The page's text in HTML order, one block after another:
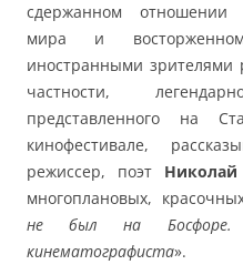
сдержанном отношении
мира и
иностранными зрителями
частности,
представленного на
кинофестивале,
режиссер, поэт Николай
многоплановых,
не был на Босфоре.
кинематографиста».